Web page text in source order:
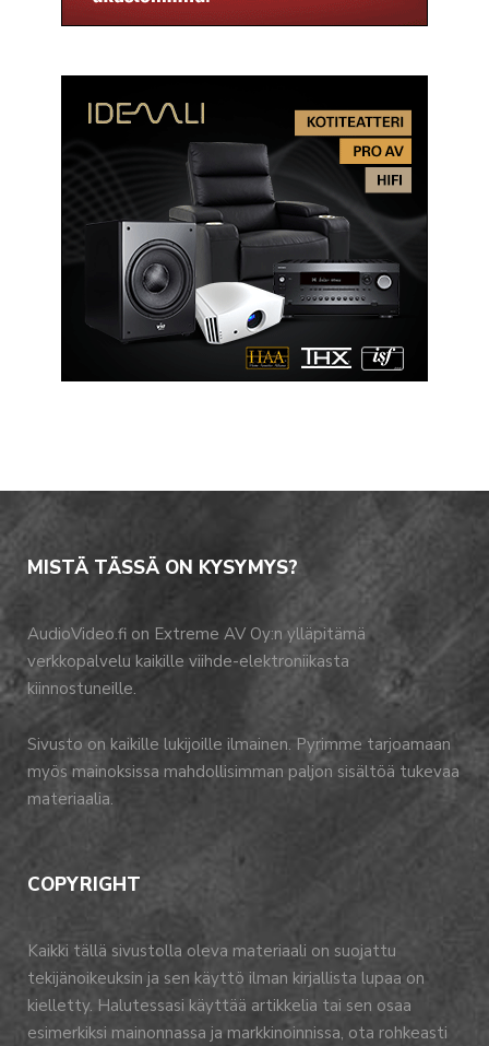
MISTÄ TÄSSÄ ON KYSYMYS?
AudioVideo.fi on Extreme AV Oy:n ylläpitämä
verkkopalvelu kaikille viihde-elektroniikasta
kiinnostuneille.
Sivusto on kaikille lukijoille ilmainen. Pyrimme tarjoamaan
myös mainoksissa mahdollisimman paljon sisältöä tukevaa
materiaalia.
COPYRIGHT
Kaikki tällä sivustolla oleva materiaali on suojattu
tekijänoikeuksin ja sen käyttö ilman kirjallista lupaa on
kielletty. Halutessasi käyttää artikkelia tai sen osaa
esimerkiksi mainonnassa ja markkinoinnissa, ota rohkeasti